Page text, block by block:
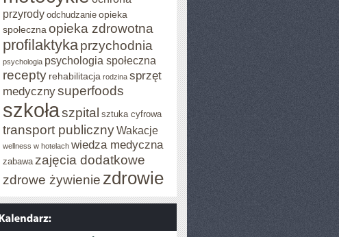
przyrody odchudzanie opieka
społeczna opieka zdrowotna
profilaktykaprzychodnia
psychologia psychologia społeczna
recepty rehabilitacja rodzina sprzęt
medycznysuperfoods
szkołaszpital sztuka cyfrowa
transport publicznyWakacje
wellness w hotelach wiedza medyczna
zabawa zajęcia dodatkowe
zdrowe żywienie zdrowie